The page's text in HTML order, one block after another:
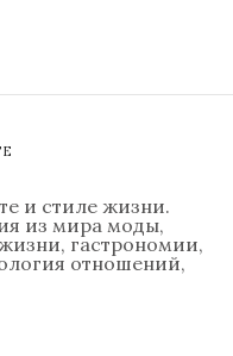
и стиле жизни.
из мира моды,
гастрономии,
отношений,